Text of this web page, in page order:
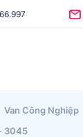
Van Công Nghiệp
3045